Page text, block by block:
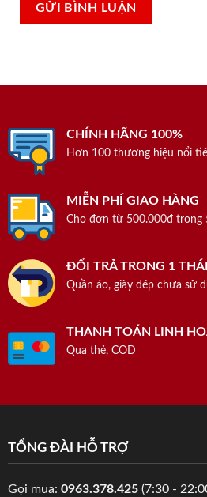
CHÍNH HÃNG 100%
Hơn 100 thương hiệu nổi
MIỄN PHÍ GIAO HÀNG
Cho đơn từ 500.000đ trong
ĐỔI TRẢ TRONG 1
Quần áo, giày dép chưa sử
THANH TOÁN LINH
Qua thẻ, COD
TỔNG ĐÀI HỖ TRỢ
Gọi mua: 0963.378.425(7:30 -